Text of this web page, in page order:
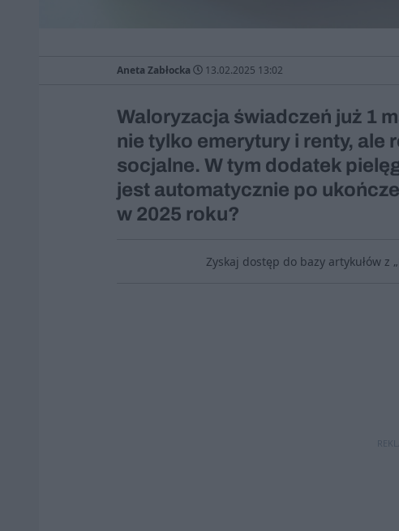
Aneta Zabłocka 13.02.2025 13:02
Waloryzacja świadczeń już 1
nie tylko emerytury i renty, ale
socjalne. W tym dodatek
jest automatycznie po
w 2025 roku?
Zyskaj dostęp do bazy artykułów z